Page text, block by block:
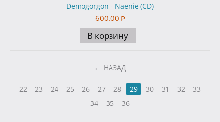
Demogorgon - Naenie (CD)
600.00 ₽
В корзину
НАЗАД
22 23 24 25 26 27 28 29 30 31 32
33
34
35 36